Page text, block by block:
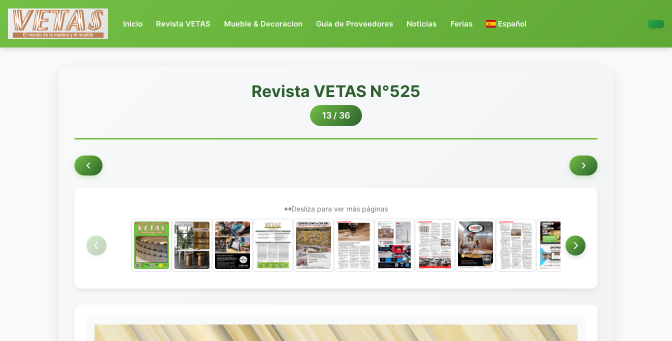
Inicio(current)
Revista VETAS Mueble & Decoracion Guia de Proveedores Noticias Ferias Español
Revista VETAS N°525
13 / 36
Desliza para ver más páginas